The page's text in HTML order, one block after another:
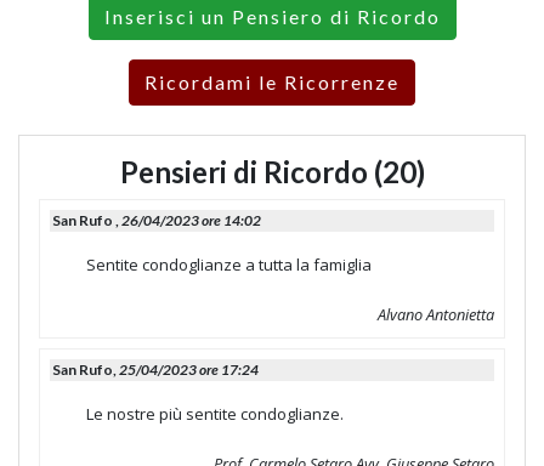
Inserisci un Pensiero di Ricordo
Ricordami le Ricorrenze
Pensieri di Ricordo (20)
San Rufo ,26/04/2023 ore 14:02
Sentite condoglianze a tutta la famiglia
Alvano Antonietta
San Rufo,25/04/2023 ore 17:24
Le nostre più sentite condoglianze.